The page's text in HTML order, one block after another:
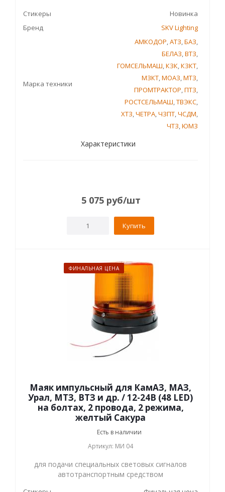
Стикеры
Новинка
Бренд
SKV Lighting
Марка техники
АМКОДОР,АТЗ,БАЗ,
БЕЛАЗ,ВТЗ,
ГОМСЕЛЬМАШ,КЗК,КЗКТ,
МЗКТ,МОАЗ,МТЗ,
ПРОМТРАКТОР,ПТЗ,
РОСТСЕЛЬМАШ,ТВЭКС,
ХТЗ,ЧЕТРА,ЧЗПТ,ЧСДМ,
ЧТЗ,ЮМЗ
Характеристики
5 075руб/шт
Купить
ФИНАЛЬНАЯ ЦЕНА
Маяк импульсный для КамАЗ, МАЗ,
Урал, МТЗ, ВТЗ и др. / 12-24В (48 LED)
на болтах, 2 провода, 2 режима,
желтый Сакура
Есть в наличии
Артикул: МИ 04
для подачи специальных световых сигналов
автотранспортным средством